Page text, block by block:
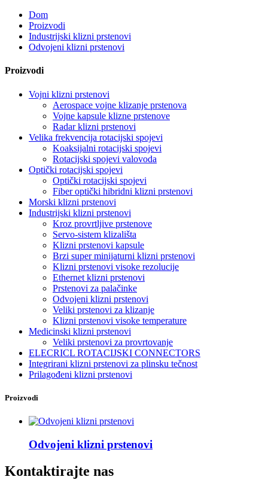
Dom
Proizvodi
Industrijski klizni prstenovi
Odvojeni klizni prstenovi
Proizvodi
Vojni klizni prstenovi
Aerospace vojne klizanje prstenova
Vojne kapsule klizne prstenove
Radar klizni prstenovi
Velika frekvencija rotacijski spojevi
Koaksijalni rotacijski spojevi
Rotacijski spojevi valovoda
Optički rotacijski spojevi
Optički rotacijski spojevi
Fiber optički hibridni klizni prstenovi
Morski klizni prstenovi
Industrijski klizni prstenovi
Kroz provrtljive prstenove
Servo-sistem klizališta
Klizni prstenovi kapsule
Brzi super minijaturni klizni prstenovi
Klizni prstenovi visoke rezolucije
Ethernet klizni prstenovi
Prstenovi za palačinke
Odvojeni klizni prstenovi
Veliki prstenovi za klizanje
Klizni prstenovi visoke temperature
Medicinski klizni prstenovi
Veliki prstenovi za provrtovanje
ELECRICL ROTACIJSKI CONNECTORS
Integrirani klizni prstenovi za plinsku tečnost
Prilagođeni klizni prstenovi
Proizvodi
Odvojeni klizni prstenovi
Kontaktirajte nas